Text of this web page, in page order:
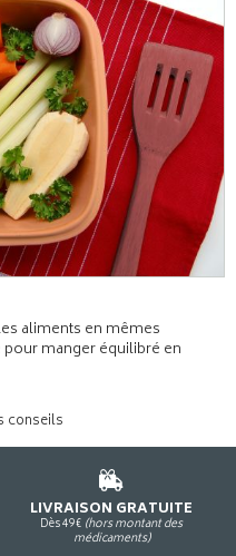
aliments en mêmes
pour manger équilibré en
conseils
LIVRAISON GRATUITE
Dès 49€ (hors montant des
médicaments)